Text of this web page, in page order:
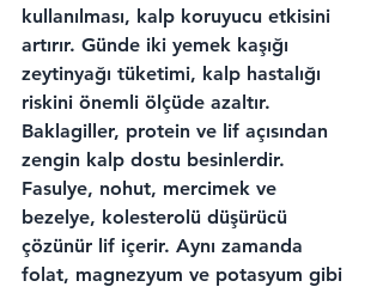
kullanılması, kalp koruyucu etkisini
artırır. Günde iki yemek kaşığı
zeytinyağı tüketimi, kalp hastalığı
riskini önemli ölçüde azaltır.
Baklagiller, protein ve lif açısından
zengin kalp dostu besinlerdir.
Fasulye, nohut, mercimek ve
bezelye, kolesterolü düşürücü
çözünür lif içerir. Aynı zamanda
folat, magnezyum ve potasyum gibi